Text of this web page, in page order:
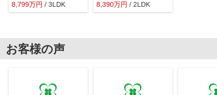
8,799万円 / 3LDK
8,390万円 / 2LDK
お客様の声